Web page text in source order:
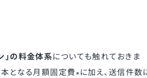
」の料金体系についても触れておきま
本となる月額固定費 ※ に加え、送信件数